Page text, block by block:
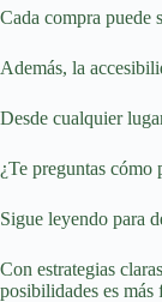
Cada compra puede
Además, la
Desde cualquier
¿Te preguntas cómo
Sigue leyendo para
Con estrategias
posibilidades es más